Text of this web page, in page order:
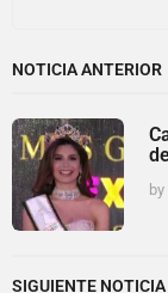
NOTICIA ANTERIOR
by
SIGUIENTE NOTICIA